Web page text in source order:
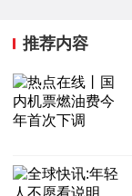
推荐内容